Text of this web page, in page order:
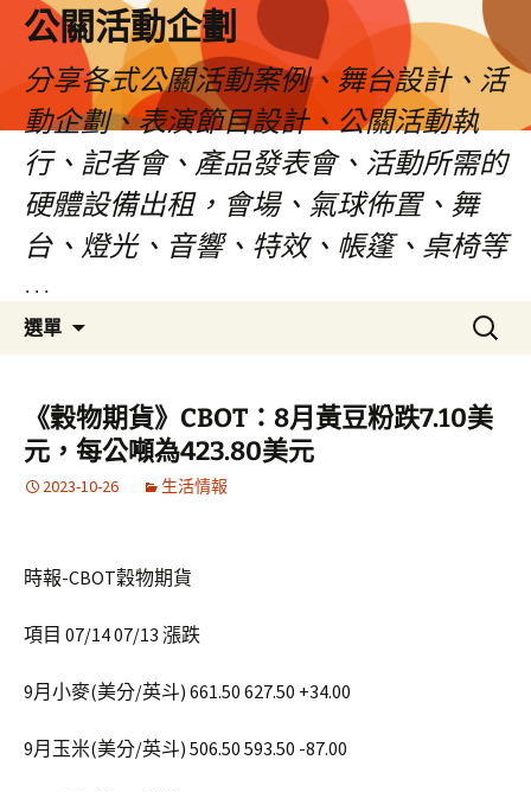
公關活動企劃
分享各式公關活動案例、舞台設計、活
動企劃、表演節目設計、公關活動執
行、記者會、產品發表會、活動所需的
硬體設備出租，會場、氣球佈置、舞
台、燈光、音響、特效、帳篷、桌椅等
…
選單
要
內
容
搜
尋
鍵
字:
《穀物期貨》CBOT：8月黃豆粉跌7.10美
元，每公噸為423.80美元
2023-10-26 生活情報
時報-CBOT穀物期貨
項目 07/14 07/13 漲跌
9月小麥(美分/英斗) 661.50 627.50 +34.00
9月玉米(美分/英斗) 506.50 593.50 -87.00